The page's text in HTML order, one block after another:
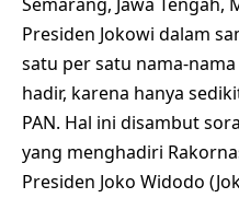
Presiden Jokowi dalam
satu per satu nama-
hadir, karena hanya
PAN. Hal ini disambut
yang menghadiri
Presiden Joko Widodo